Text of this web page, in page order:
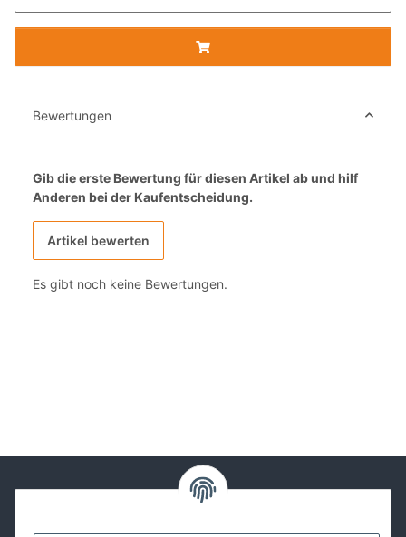
Bewertungen
Gib die erste Bewertung für diesen Artikel ab und hilf
Anderen bei der Kaufentscheidung.
Artikel bewerten
Es gibt noch keine Bewertungen.